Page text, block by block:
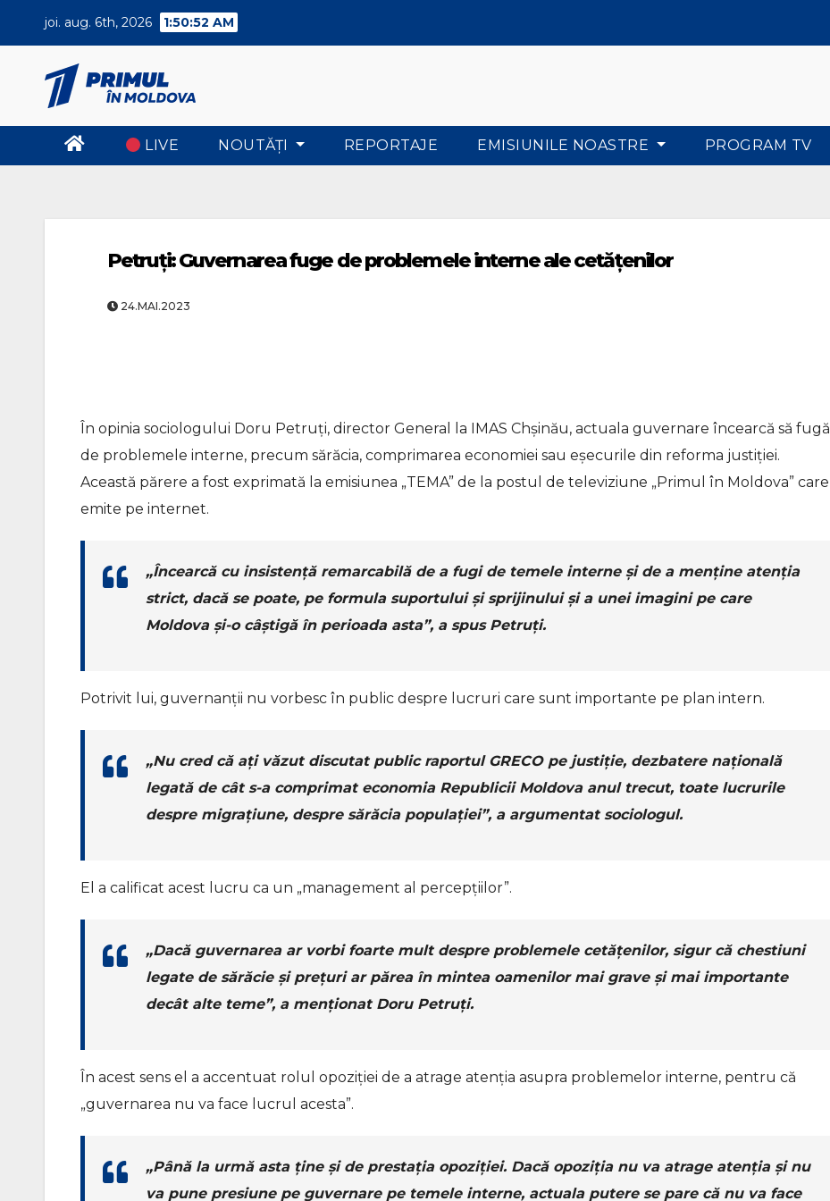
joi. aug. 6th, 2026 1:50:52 AM
LIVE NOUTĂŢI REPORTAJE EMISIUNILE NOASTRE PROGRAM TV
Petruți: Guvernarea fuge de problemele interne ale cetățenilor
24.MAI.2023
În opinia sociologului Doru Petruți, director General la IMAS Chșinău, actuala guvernare încearcă să fugă
de problemele interne, precum sărăcia, comprimarea economiei sau eșecurile din reforma justiției.
Această părere a fost exprimată la emisiunea „TEMA” de la postul de televiziune „Primul în Moldova” care
emite pe internet.
„Încearcă cu insistență remarcabilă de a fugi de temele interne și de a menține atenția
strict, dacă se poate, pe formula suportului și sprijinului și a unei imagini pe care
Moldova și-o câștigă în perioada asta”, a spus Petruți.
Potrivit lui, guvernanții nu vorbesc în public despre lucruri care sunt importante pe plan intern.
„Nu cred că ați văzut discutat public raportul GRECO pe justiție, dezbatere națională
legată de cât s-a comprimat economia Republicii Moldova anul trecut, toate lucrurile
despre migrațiune, despre sărăcia populației”, a argumentat sociologul.
El a calificat acest lucru ca un „management al percepțiilor”.
„Dacă guvernarea ar vorbi foarte mult despre problemele cetățenilor, sigur că chestiuni
legate de sărăcie și prețuri ar părea în mintea oamenilor mai grave și mai importante
decât alte teme”, a menționat Doru Petruți.
În acest sens el a accentuat rolul opoziției de a atrage atenția asupra problemelor interne, pentru că
„guvernarea nu va face lucrul acesta”.
„Până la urmă asta ține și de prestația opoziției. Dacă opoziția nu va atrage atenția și nu
va pune presiune pe guvernare pe temele interne, actuala putere se pare că nu va face